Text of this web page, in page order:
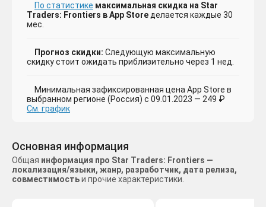
По статистике максимальная скидка на Star
Traders: Frontiers в App Storeделается каждые 30
мес.
Прогноз скидки: Следующую максимальную
скидку стоит ожидать приблизительно через 1 нед.
Минимальная зафиксированная цена App Store в
выбранном регионе (Россия) с 09.01.2023 — 249 ₽
См. график
Основная информация
Общая информация про Star Traders: Frontiers —
локализация/языки, жанр, разработчик, дата релиза,
совместимостьи прочие характеристики.